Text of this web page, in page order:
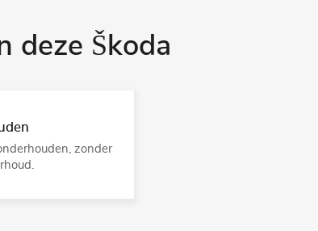
deze Škoda
zonder